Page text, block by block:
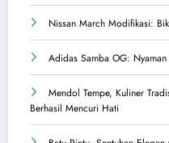
Nissan March Modifikasi:
Adidas Samba OG:
Mendol Tempe, Kuliner
Berhasil Mencuri Hati